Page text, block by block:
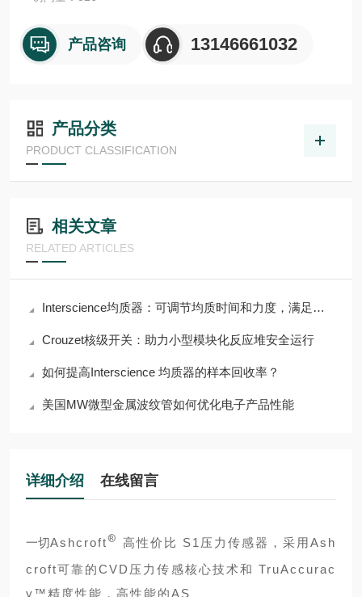
产品咨询 13146661032
产品分类
PRODUCT CLASSIFICATION
相关文章
RELATED ARTICLES
Interscience均质器：可调节均质时间和力度，满足多样需求
Crouzet核级开关：助力小型模块化反应堆安全运行
如何提高Interscience 均质器的样本回收率？
美国MW微型金属波纹管如何优化电子产品性能
详细介绍 在线留言
一切Ashcroft ® 高性价比 S1压力传感器，采用Ash
croft可靠的CVD压力传感核心技术和 TruAccurac
y™精度性能，高性能的AS